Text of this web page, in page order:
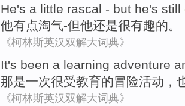
He's a little rascal - but he's still
他有点淘气-但他还是很有趣的。
《柯林斯英汉双解大词典》
It's been a learning adventure
那是一次很受教育的冒险活动，
《柯林斯英汉双解大词典》